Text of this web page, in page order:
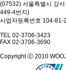
(07532) 서울특별시 강
449-4번지)
사업자등록번호 104-81-
TEL 02-3706-3423
FAX 02-3706-3690
Copyright ⓒ 2010